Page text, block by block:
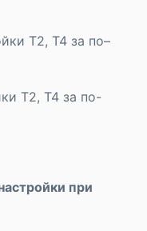
T2, Т4 за по–
T2, T4 за по-
при